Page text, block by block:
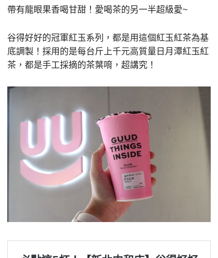
帶有龍眼果香喝甘甜！愛喝茶的另一半超級愛~
谷得好好的冠軍紅玉系列，都是用這個紅玉紅茶為基
底調製！採用的是每台斤上千元高質量日月潭紅玉紅
茶，都是手工採摘的茶葉唷，超講究！